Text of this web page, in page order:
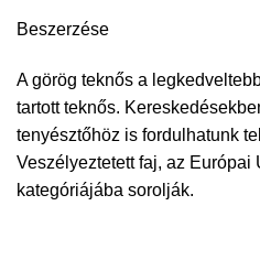
Beszerzése
A görög teknős a
tartott teknős.
tenyésztőhöz is fordulhatunk
Veszélyeztetett faj, az
kategóriájába sorolják.